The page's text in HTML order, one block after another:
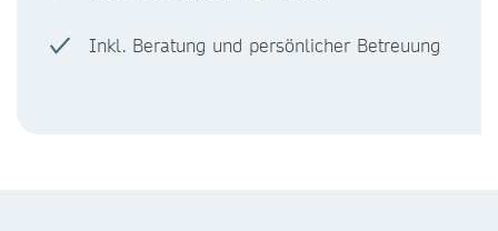
Inkl. Beratung und persönlicher Betreuung